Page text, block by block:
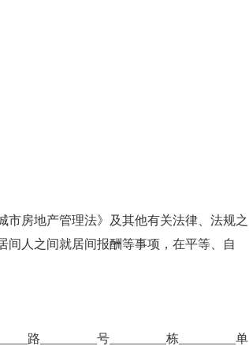
房地产管理法》及其他有关法律、法规之
间人之间就居间报酬等事项，在平等、自
路_________号_________栋_________单